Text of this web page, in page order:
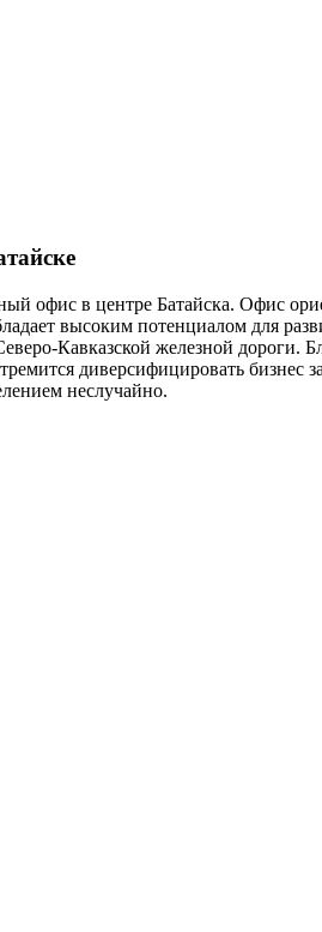
офис в центре Батайска. Офис
высоким потенциалом для
Кавказской железной дороги.
диверсифицировать
неслучайно.